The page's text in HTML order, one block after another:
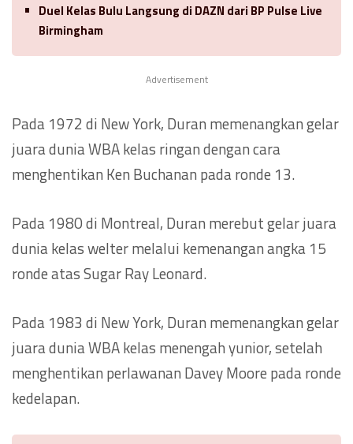
Duel Kelas Bulu Langsung di DAZN dari BP Pulse Live
Birmingham
Advertisement
Pada 1972 di New York, Duran memenangkan gelar
juara dunia WBA kelas ringan dengan cara
menghentikan Ken Buchanan pada ronde 13.
Pada 1980 di Montreal, Duran merebut gelar juara
dunia kelas welter melalui kemenangan angka 15
ronde atas Sugar Ray Leonard.
Pada 1983 di New York, Duran memenangkan gelar
juara dunia WBA kelas menengah yunior, setelah
menghentikan perlawanan Davey Moore pada ronde
kedelapan.